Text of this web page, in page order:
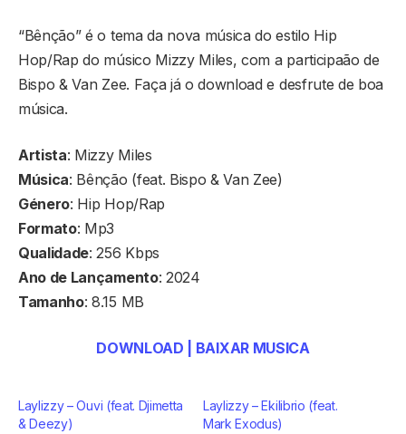
“Bênção” é o tema da nova música do estilo Hip
Hop/Rap do músico Mizzy Miles, com a participaão de
Bispo & Van Zee. Faça já o download e desfrute de boa
música.
Artista: Mizzy Miles
Música: Bênção (feat. Bispo & Van Zee)
Género: Hip Hop/Rap
Formato: Mp3
Qualidade: 256 Kbps
Ano de Lançamento: 2024
Tamanho: 8.15 MB
DOWNLOAD | BAIXAR MUSICA
Laylizzy – Ouvi (feat. Djimetta
& Deezy)
Laylizzy – Ekilibrio (feat.
Mark Exodus)